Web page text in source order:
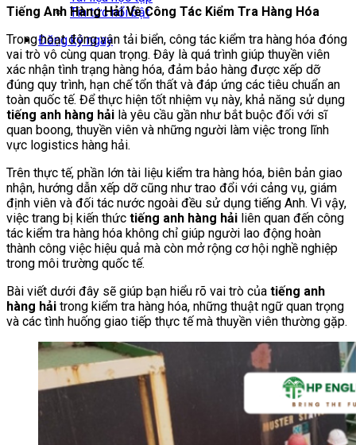
Tin tức nổi bật
Đăng ký ngay
Tiếng Anh Hàng Hải Về Công Tác Kiểm Tra Hàng Hóa
Trong hoạt động vận tải biển, công tác kiểm tra hàng hóa đóng
vai trò vô cùng quan trọng. Đây là quá trình giúp thuyền viên
xác nhận tình trạng hàng hóa, đảm bảo hàng được xếp dỡ
đúng quy trình, hạn chế tổn thất và đáp ứng các tiêu chuẩn an
toàn quốc tế. Để thực hiện tốt nhiệm vụ này, khả năng sử dụng
tiếng anh hàng hải là yêu cầu gần như bắt buộc đối với sĩ
quan boong, thuyền viên và những người làm việc trong lĩnh
vực logistics hàng hải.
Trên thực tế, phần lớn tài liệu kiểm tra hàng hóa, biên bản giao
nhận, hướng dẫn xếp dỡ cũng như trao đổi với cảng vụ, giám
định viên và đối tác nước ngoài đều sử dụng tiếng Anh. Vì vậy,
việc trang bị kiến thức tiếng anh hàng hải liên quan đến công
tác kiểm tra hàng hóa không chỉ giúp người lao động hoàn
thành công việc hiệu quả mà còn mở rộng cơ hội nghề nghiệp
trong môi trường quốc tế.
Bài viết dưới đây sẽ giúp bạn hiểu rõ vai trò của tiếng anh
hàng hải trong kiểm tra hàng hóa, những thuật ngữ quan trọng
và các tình huống giao tiếp thực tế mà thuyền viên thường gặp.